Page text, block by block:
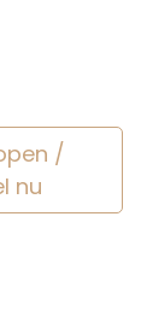
/
nu